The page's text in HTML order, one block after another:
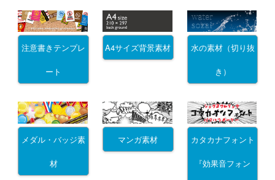
注意書きテンプレ
ート
A4サイズ背景素材 水の素材（切り抜
き）
メダル・バッジ素
材
マンガ素材 カタカナフォント
『効果音フォン